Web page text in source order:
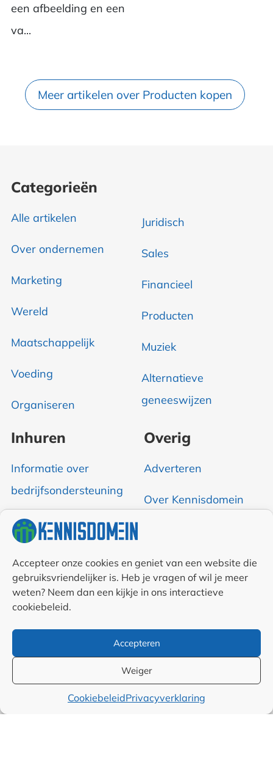
Accepteer onze cookies en geniet van een website die
gebruiksvriendelijker is. Heb je vragen of wil je meer
weten? Neem dan een kijkje in ons interactieve
cookiebeleid.
Accepteren
Weiger
CookiebeleidPrivacyverklaring
een afbeelding en een
va...
Meer artikelen over Producten kopen
Categorieën
Alle artikelen
Over ondernemen
Marketing
Wereld
Maatschappelijk
Voeding
Organiseren
Juridisch
Sales
Financieel
Producten
Muziek
Alternatieve
geneeswijzen
Inhuren
Informatie over
bedrijfsondersteuning
Overig
Adverteren
Over Kennisdomein
RSS & Nieuwsfeed
Auteurs
linkpartners
Algemene
voorwaarden